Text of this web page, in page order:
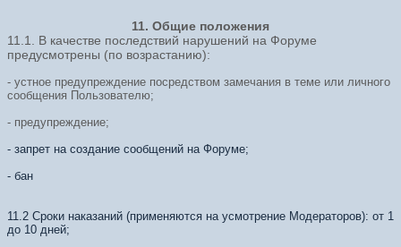
11. Общие положения
11.1. В качестве последствий нарушений на Форуме
предусмотрены (по возрастанию):
- устное предупреждение посредством замечания в теме или личного
сообщения Пользователю;
- предупреждение;
- запрет на создание сообщений на Форуме;
- бан
11.2 Сроки наказаний (применяются на усмотрение Модераторов): от 1
до 10 дней;